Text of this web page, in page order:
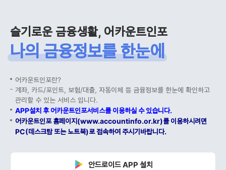
슬기로운 금융생활, 어카운트인포
나의 금융정보를 한눈에
어카운트인포란?
계좌, 카드/포인트, 보험/대출, 자동이체 등 금융정보를 한눈에 확인하고
관리할 수 있는 서비스 입니다.
APP설치 후 어카운트인포서비스를 이용하실 수 있습니다.
어카운트인포 홈페이지(www.accountinfo.or.kr)를 이용하시려면
PC(데스크탑 또는 노트북)로 접속하여 주시기바랍니다.
안드로이드 APP 설치